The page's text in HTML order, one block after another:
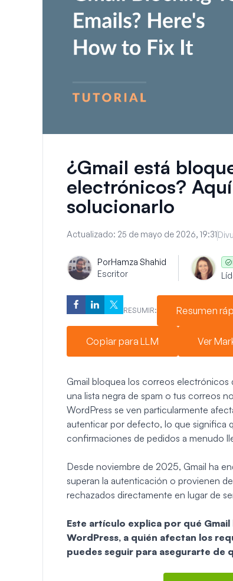
¿Gmail está
electrónicos?
solucionarlo
Actualizado: 25 de mayo de 2026, 19:31
PorHamza Shahid
Escritor
RESUMIR: Resumen
Copiar para LLM Ver
Gmail bloquea los correos
una lista negra de spam o tus correos
WordPress se ven particularmente
autenticar por defecto, lo que significa
confirmaciones de pedidos a menudo
Desde noviembre de 2025, Gmail ha
superan la autenticación o provienen
rechazados directamente en lugar de
Este artículo explica por qué
WordPress, a quién afectan los
puedes seguir para asegurarte de